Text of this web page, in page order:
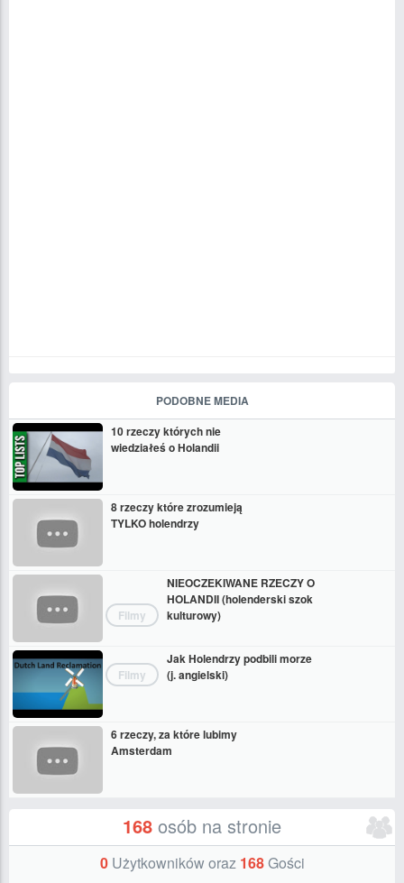
PODOBNE MEDIA
10 rzeczy których nie
wiedziałeś o Holandii
8 rzeczy które zrozumieją
TYLKO holendrzy
Filmy
NIEOCZEKIWANE RZECZY O
HOLANDII (holenderski szok
kulturowy)
Filmy
Jak Holendrzy podbili morze
(j. angielski)
6 rzeczy, za które lubimy
Amsterdam
168 osób na stronie
0Użytkowników oraz 168Gości